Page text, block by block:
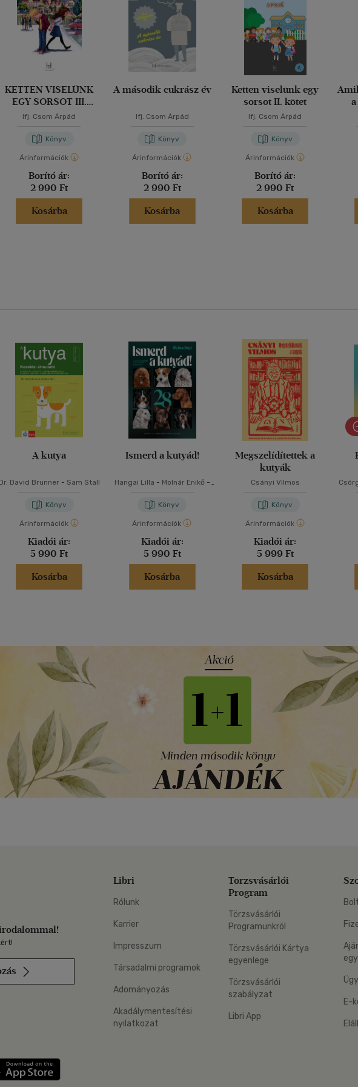
KETTEN VISELÜNK
EGY SORSOT III.
KÖTET
Ifj. Csom Árpád
Könyv
Árinformációk
Borító ár:
2 990 Ft
Kosárba
A második cukrász év
Ifj. Csom Árpád
Könyv
Árinformációk
Borító ár:
2 990 Ft
Kosárba
Ketten viselünk egy
sorsot II. kötet
Ifj. Csom Árpád
Könyv
Árinformációk
Borító ár:
2 990 Ft
Kosárba
A kutya
Dr. David Brunner - Sam Stall
Könyv
Árinformációk
Kiadói ár:
5 990 Ft
Kosárba
Ismerd a kutyád!
Hangai Lilla - Molnár Enikő -
Könyv
Árinformációk
Kiadói ár:
5 990 Ft
Kosárba
Megszelídítettek a
kutyák
Csányi Vilmos
Könyv
Árinformációk
Kiadói ár:
5 999 Ft
Kosárba
LinkedInen
Szerezd meg: Google Play
Libri
Rólunk
Karrier
Impresszum
Társadalmi programok
Adományozás
Akadálymentesítési
nyilatkozat
Törzsvásárlói
Program
Törzsvásárlói
Programunkról
Törzsvásárlói Kártya
egyenlege
Törzsvásárlói
szabályzat
Libri App
E-